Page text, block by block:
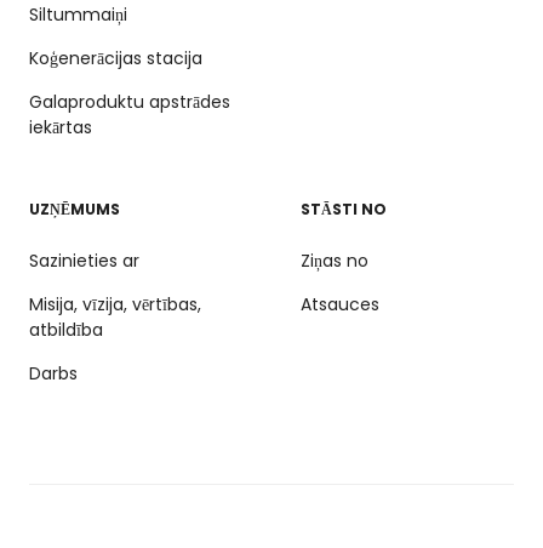
Siltummaiņi
Koģenerācijas stacija
Galaproduktu apstrādes
iekārtas
UZŅĒMUMS
Sazinieties ar
Misija, vīzija, vērtības,
atbildība
Darbs
STĀSTI NO
Ziņas no
Atsauces